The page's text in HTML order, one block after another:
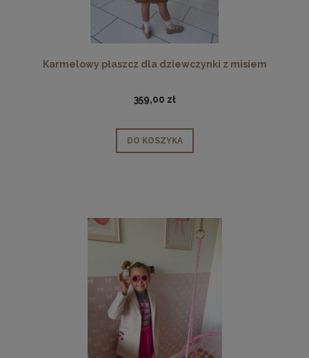
Karmelowy płaszcz dla dziewczynki z misiem
359,00 zł
DO KOSZYKA